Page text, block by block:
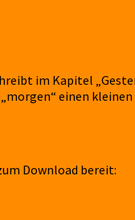
im Kapitel
einen
Download bereit: